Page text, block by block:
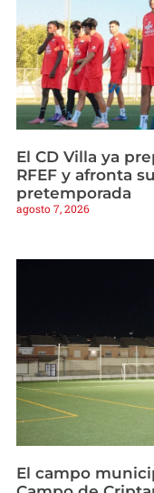
El CD Villa ya
RFEF y afronta
pretemporada
agosto 7, 2026
El campo